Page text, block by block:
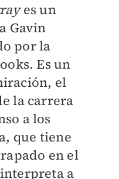
es un
Gavin
por la
Es un
el
la carrera
a los
que tiene
en el
a